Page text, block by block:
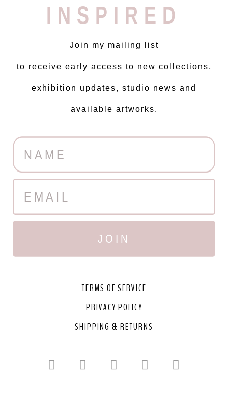
INSPIRED
Join my mailing list
to receive early access to new collections,
exhibition updates, studio news and
available artworks.
JOIN
TERMS OF SERVICE
PRIVACY POLICY
SHIPPING & RETURNS